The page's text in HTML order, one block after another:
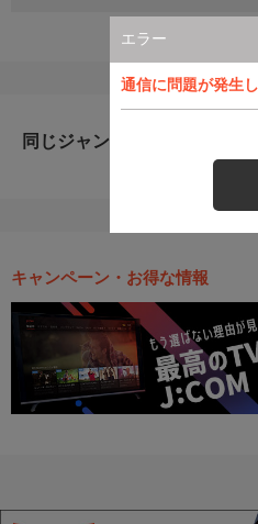
エラー
通信に問題が発生
同じジャンルのおすすめ番組
キャンペーン・お得な情報